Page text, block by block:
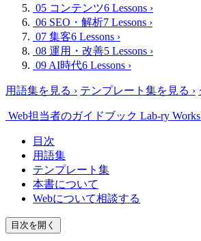
05 コンテンツ6 Lessons ›
06 SEO・解析7 Lessons ›
07 集客6 Lessons ›
08 運用・改善5 Lessons ›
09 AI時代6 Lessons ›
用語集を見る › テンプレート集を見る ›
Web担当者のガイドブック Lab-ry
目次
用語集
テンプレート集
本書について
Webについて相談する
目次を開く